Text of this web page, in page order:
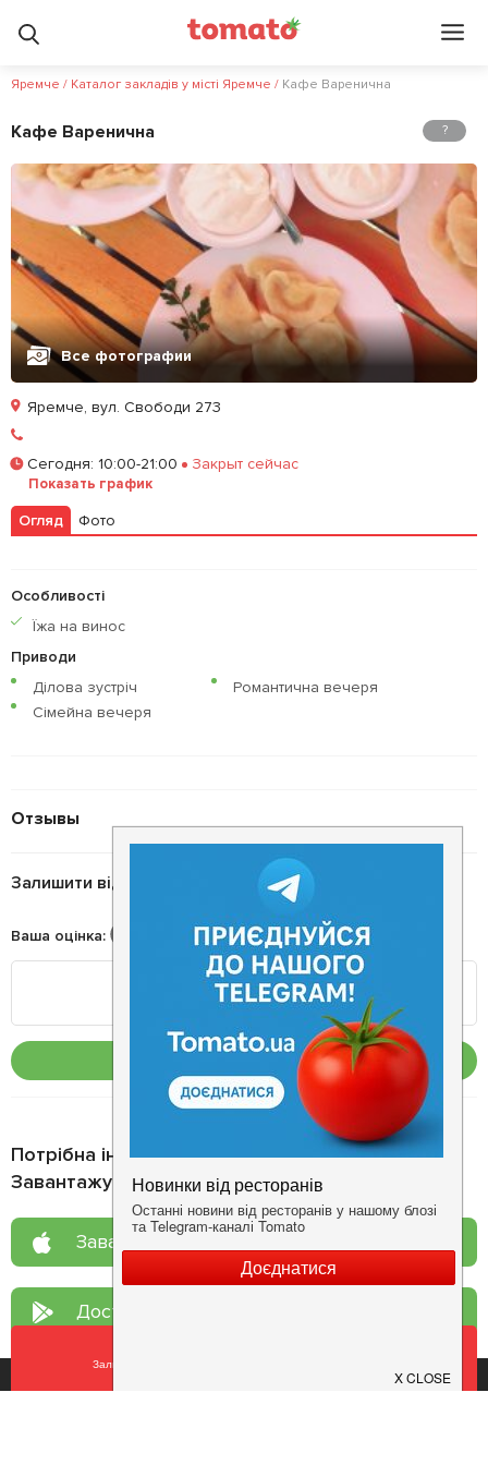
Яремче / Каталог закладів у місті Яремче / Кафе Варенична
Кафе Варенична ?
Все фотографии
Залишити відгук
Залишити відгук
Яремче, вул. Свободи 273
Сегодня: 10:00-21:00 Закрыт сейчас
Показать график
Огляд Фото
Особливості
Їжа на винос
Приводи
Ділова зустріч
Романтична вечеря
Сімейна вечеря
Отзывы
Залишити відгук
Ваша оцінка:
Потрібна інформація про заклад?
Завантажуйте додаток!
Завантажте у
Доступно у